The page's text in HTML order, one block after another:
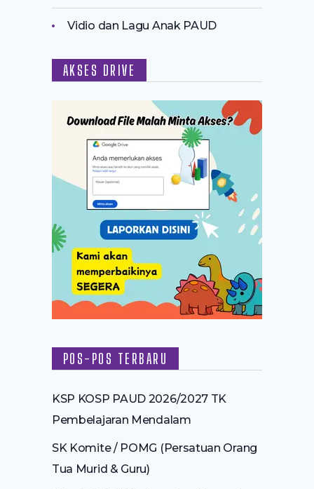
Vidio dan Lagu Anak PAUD
AKSES DRIVE
POS-POS TERBARU
KSP KOSP PAUD 2026/2027 TK
Pembelajaran Mendalam
SK Komite / POMG (Persatuan Orang
Tua Murid & Guru)